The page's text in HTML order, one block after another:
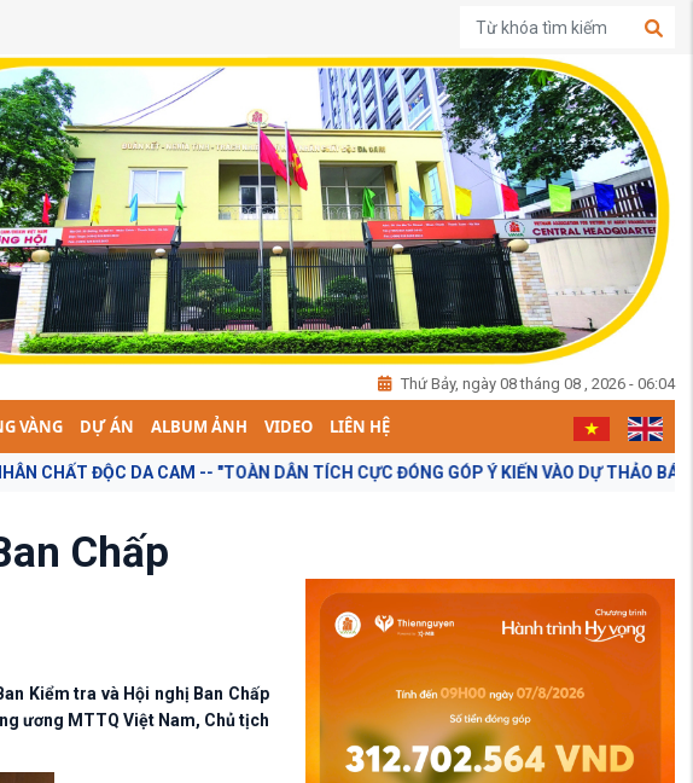
Thứ Bảy, ngày 08 tháng 08 , 2026 - 06:04
VÀNG DỰ ÁN ALBUM ẢNH VIDEO LIÊN HỆ
DÂN TÍCH CỰC ĐÓNG GÓP Ý KIẾN VÀO DỰ THẢO BÁO CÁO CHÍNH TRỊ TẠI ĐẠI HỘI
Chấp
Kiểm tra và Hội nghị Ban Chấp
ương MTTQ Việt Nam, Chủ tịch